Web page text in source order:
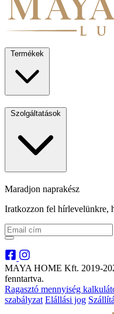
Termékek
Szolgáltatások
Maradjon naprakész
Iratkozzon fel hírlevelünkre,
MAYA HOME Kft. 2019-
fenntartva.
Ragasztó mennyiség
szabályzat Elállási jog